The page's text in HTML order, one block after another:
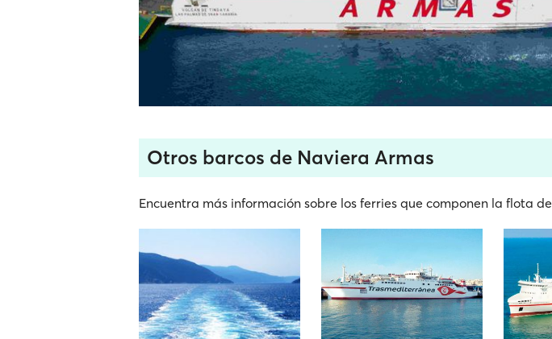
Otros barcos de Naviera Armas
Encuentra más información sobre los ferries que componen la flota